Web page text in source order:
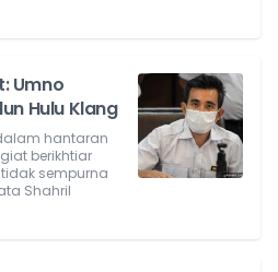
Umno
Hulu Klang
hantaran
berikhtiar
sempurna
Shahril